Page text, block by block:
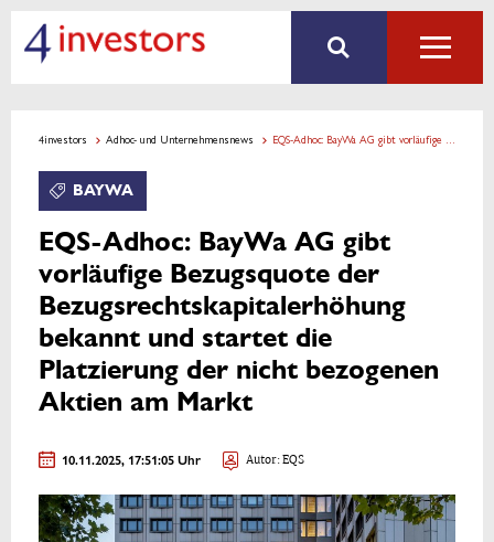
4investors Adhoc- und Unternehmensnews EQS-Adhoc: BayWa AG gibt vorläufige Bezugsquote der Bezugsrechtskapitalerhöhung bekannt und startet die Platzierung der nicht bezogenen Aktien am Markt
BAYWA
EQS-Adhoc: BayWa AG gibt
vorläufige Bezugsquote der
Bezugsrechtskapitalerhöhung
bekannt und startet die
Platzierung der nicht bezogenen
Aktien am Markt
10.11.2025, 17:51:05 Uhr Autor: EQS